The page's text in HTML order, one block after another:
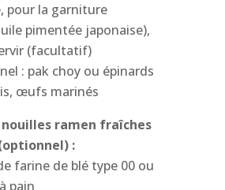
pour la garniture
pimentée japonaise),
(facultatif)
: pak choy ou épinards
œufs marinés
nouilles ramen fraîches
:
farine de blé type 00 ou
pain